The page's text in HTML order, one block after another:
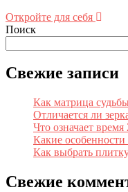
Откройте для себя
Поиск
Свежие записи
Как матрица
Отличается ли
Что означает время
Какие
Как выбрать
Свежие